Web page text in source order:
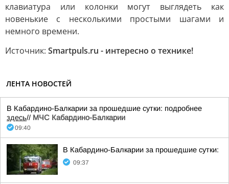
клавиатура или колонки могут выглядеть как
новенькие с несколькими простыми шагами и
немного времени.
Источник: Smartpuls.ru - интересно о технике!
ЛЕНТА НОВОСТЕЙ
В Кабардино-Балкарии за прошедшие сутки: подробнее
здесь// МЧС Кабардино-Балкарии
09:40
В Кабардино-Балкарии за прошедшие сутки:
09:37